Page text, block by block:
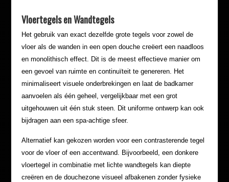
Vloertegels en Wandtegels
Het gebruik van exact dezelfde grote tegels voor zowel de
vloer als de wanden in een open douche creëert een naadloos
en monolithisch effect. Dit is de meest effectieve manier om
een gevoel van ruimte en continuïteit te genereren. Het
minimaliseert visuele onderbrekingen en laat de badkamer
aanvoelen als één geheel, vergelijkbaar met een grot
uitgehouwen uit één stuk steen. Dit uniforme ontwerp kan ook
bijdragen aan een spa-achtige sfeer.
Alternatief kan gekozen worden voor een contrasterende tegel
voor de vloer of een accentwand. Bijvoorbeeld, een donkere
vloertegel in combinatie met lichte wandtegels kan diepte
creëren en de douchezone visueel afbakenen zonder fysieke